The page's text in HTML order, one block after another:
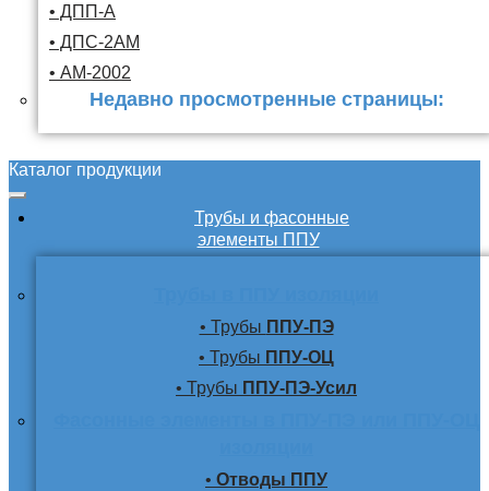
• ДПП-А
• ДПС-2АМ
• АМ-2002
Недавно просмотренные страницы:
Каталог продукции
Трубы и фасонные
элементы ППУ
• Трубы ППУ-ПЭ
• Трубы ППУ-ОЦ
• Трубы ППУ-ПЭ-Усил
• Отводы ППУ